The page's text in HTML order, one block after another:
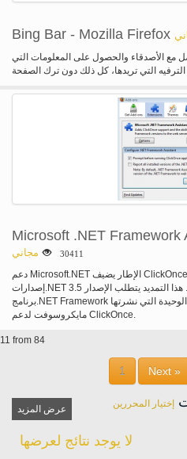
الفيديو لدينا. ليس بعد الآن! المصممين وقد
التي تسمح لك لصناعة السيارات في إخفاء
ملحق المستعرض جودة أعلى لموقع يوتيوب
بشدة لك تحميل وتثبيته. تجربة المشاهدة مرة
تكون نفسها. محاولة بها اليوم.
Bing Bar - Mozilla Firefox
مع الأصدقاء والحصول على المعلومات التي
Microsoft .NET Framework
مجاني
30411
دعم Microsoft.NET الإطار يضيف ClickOnce مساعد والقدرة على التقرير بتثبيت
إصدارات.NET إلى ملقم ويب. هذا التمديد يتطلب الإصدار 3.5 SP1 (أو أكبر) من
برنامج.NET Framework ليتم تثبيتها وهو تمديد الرسمية الوحيدة التي نشرتها
مايكروسوفت لدعم ClickOnce.
11 from 84
1 Next »
إختيار المحررين عرض المزيد
لا يوجد نتائج لعرضها